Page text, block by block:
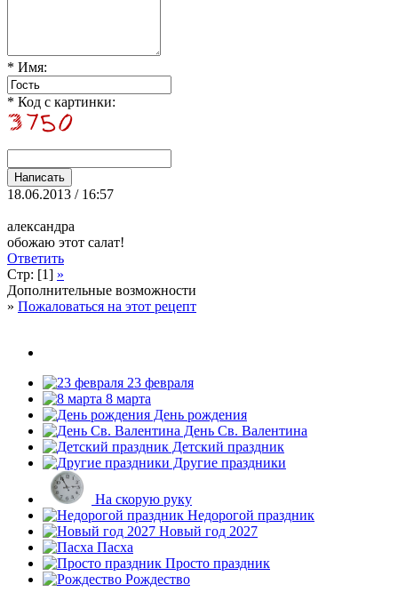
* Имя:
* Код с картинки:
18.06.2013 / 16:57
александра
обожаю этот салат!
Ответить
Стр: [1] »
Дополнительные возможности
» Пожаловаться на этот рецепт
23 февраля
8 марта
День рождения
День Св. Валентина
Детский праздник
Другие праздники
На скорую руку
Недорогой праздник
Новый год 2027
Пасха
Просто праздник
Рождество